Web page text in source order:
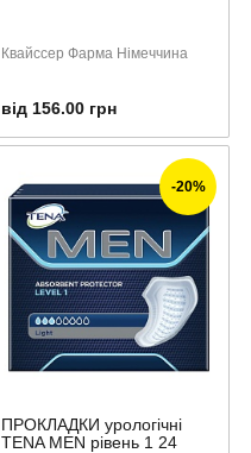
Квайссер Фарма Німеччина
від 156.00 грн
-20%
ПРОКЛАДКИ урологічні
TENA MEN рівень 1 24